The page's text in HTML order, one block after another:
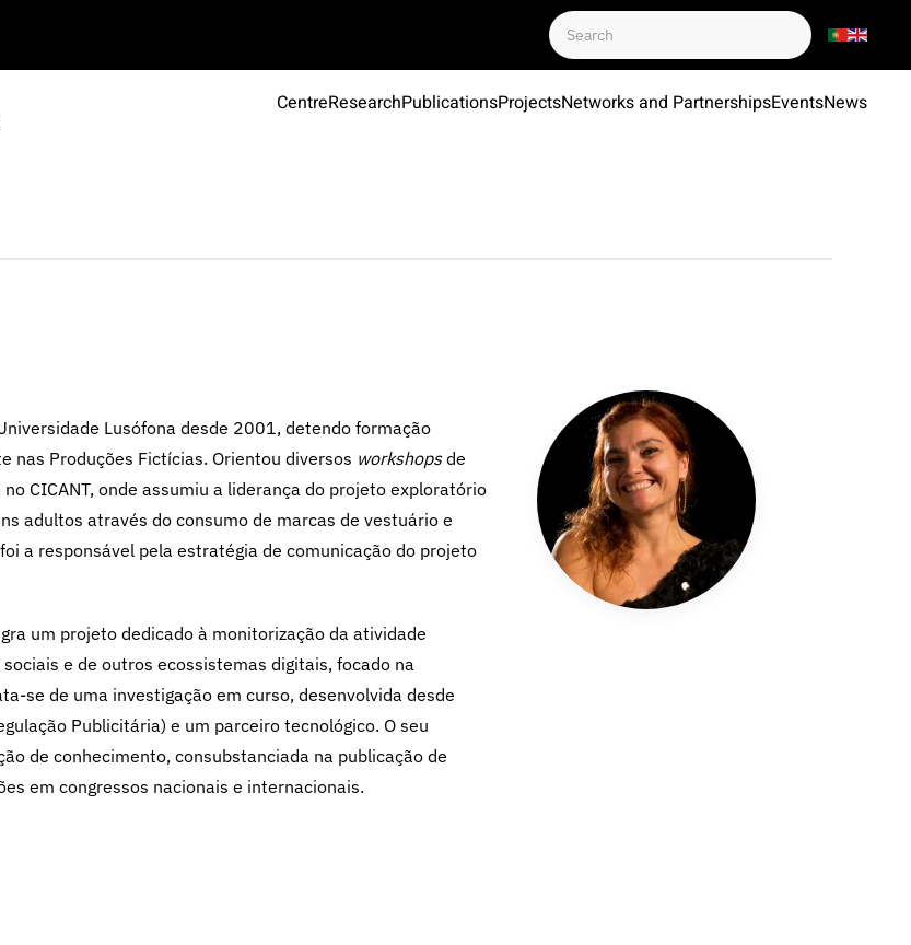
CentreResearchPublicationsProjectsNetworks and PartnershipsEventsNews
Lusófona desde 2001, detendo formação
nas Produções Fictícias. Orientou diversos workshopsde
CICANT, onde assumiu a liderança do projeto exploratório
adultos através do consumo de marcas de vestuário e
a responsável pela estratégia de comunicação do projeto
um projeto dedicado à monitorização da atividade
e de outros ecossistemas digitais, focado na
se de uma investigação em curso, desenvolvida desde
Publicitária) e um parceiro tecnológico. O seu
de conhecimento, consubstanciada na publicação de
em congressos nacionais e internacionais.